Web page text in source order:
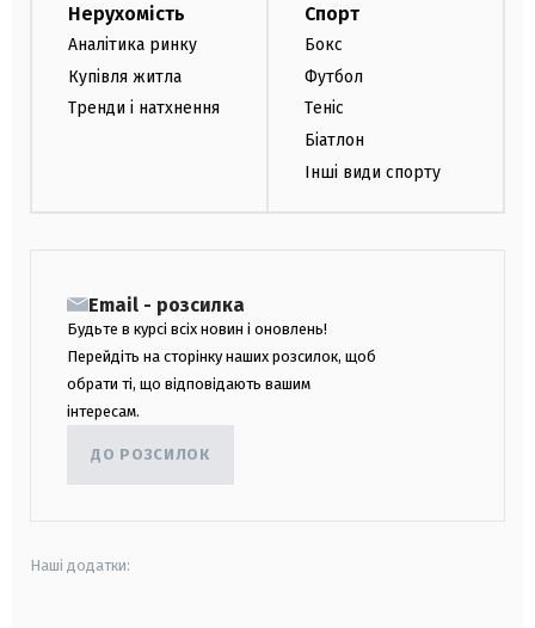
Нерухомість
Аналітика ринку
Купівля житла
Тренди і натхнення
Спорт
Бокс
Футбол
Теніс
Біатлон
Інші види спорту
Email - розсилка
Будьте в курсі всіх новин і оновлень!
Перейдіть на сторінку наших розсилок, щоб
обрати ті, що відповідають вашим
інтересам.
ДО РОЗСИЛОК
Наші додатки: